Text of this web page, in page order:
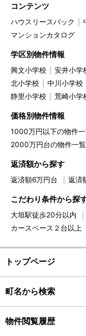
コンテンツ
ハウスリースバック
マンションカタログ
学区別物件情報
興文小学校 安井小学
北小学校
中川小学校
静里小学校
荒崎小学
価格別物件情報
1000万円以下の物件
2000万円台の物件一覧
返済額から探す
返済額6万円台 返済
こだわり条件から探
大垣駅徒歩20分以内
カースペース２台以上
トップページ
町名から検索
物件閲覧履歴